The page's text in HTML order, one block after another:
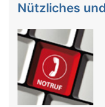
Nützliches